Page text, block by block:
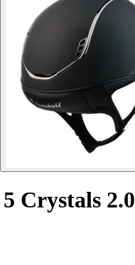
Crystals 2.0